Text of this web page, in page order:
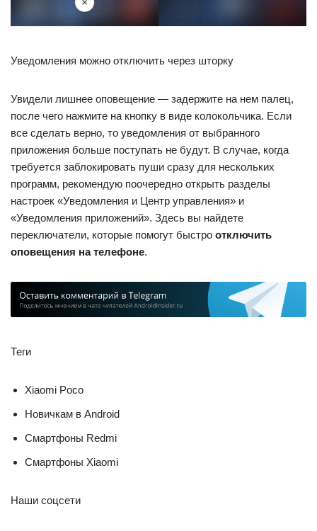
Уведомления можно отключить через шторку
Увидели лишнее оповещение — задержите на нем палец,
после чего нажмите на кнопку в виде колокольчика. Если
все сделать верно, то уведомления от выбранного
приложения больше поступать не будут. В случае, когда
требуется заблокировать пуши сразу для нескольких
программ, рекомендую поочередно открыть разделы
настроек «Уведомления и Центр управления» и
«Уведомления приложений». Здесь вы найдете
переключатели, которые помогут быстро отключить
оповещения на телефоне.
Теги
Xiaomi Poco
Новичкам в Android
Смартфоны Redmi
Смартфоны Xiaomi
Наши соцсети